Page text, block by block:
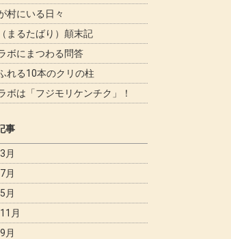
村にいる日々
まるたばり）顛末記
ボにまつわる問答
れる10本のクリの柱
ボは「フジモリケンチク」！
事
月
月
月
月
月